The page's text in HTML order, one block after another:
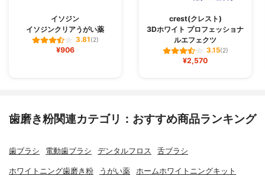
イソジン
イソジンクリアうがい薬
3.81(2)
¥906
crest(クレスト)
3Dホワイト プロフェッショナ
ルエフェクツ
3.15(2)
¥2,570
歯磨き粉関連カテゴリ：おすすめ商品ランキング
歯ブラシ 電動歯ブラシ デンタルフロス 舌ブラシ
ホワイトニング歯磨き粉 うがい薬 ホームホワイトニングキット